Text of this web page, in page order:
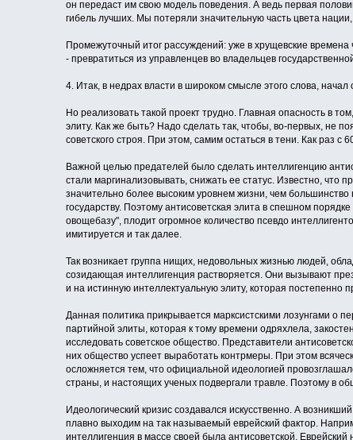
он передаст им свою модель поведения. А ведь первая
гибель лучших. Мы потеряли значительную часть цвета
Промежуточный итог рассуждений: уже в хрущевские
- превратиться из управленцев во владельцев
4. Итак, в недрах власти в широком смысле этого слова,
Но реализовать такой проект трудно. Главная опасность в
элиту. Как же быть? Надо сделать так, чтобы, во-первых, не
советского строя. При этом, самим остаться в тени. Как раз с
Важной целью предателей было сделать интеллигенцию
стали маргинализовывать, снижать ее статус. Известно,
значительно более высоким уровнем жизни, чем
государству. Поэтому антисоветская элита в спешном
овощебазу", плодит огромное количество псевдо
имитируется и так далее.
Так возникает группа нищих, недовольных жизнью людей,
созидающая интеллигенция растворяется. Они вызывают
и на истинную интеллектуальную элиту, которая постепенно
Данная политика прикрывается марксистскими лозунгами о
партийной элиты, которая к тому времени одряхлела,
исследовать советское общество. Представители
них общество успеет выработать контрмеры. При этом
осложняется тем, что официальной идеологией
страны, и настоящих ученых подвергали травле. Поэтому в
Идеологический кризис создавался искусственно. А
плавно выходим на так называемый еврейский фактор.
интеллигенция в массе своей была антисоветской.